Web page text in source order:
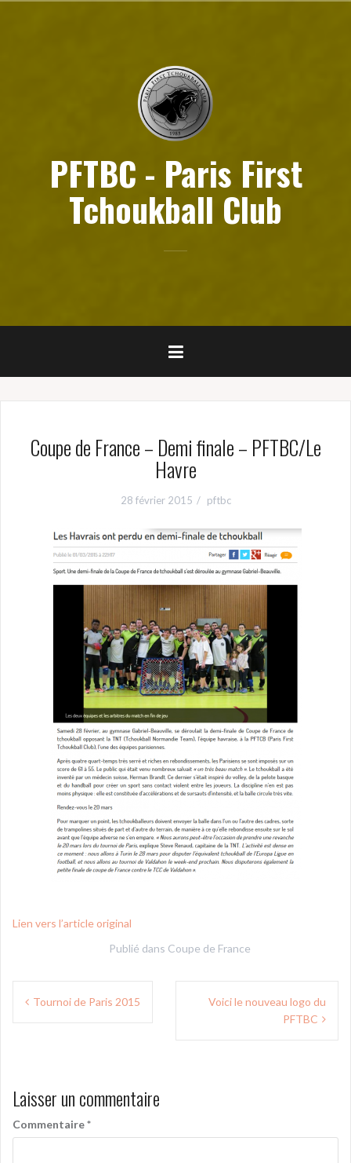
PFTBC - Paris First
Tchoukball Club
Coupe de France – Demi finale – PFTBC/Le
Havre
28 février 2015 pftbc
Lien vers l’article original
Publié dans Coupe de France
Navigation
Tournoi de Paris 2015
Voici le nouveau logo du
PFTBC
Laisser un commentaire
Commentaire*